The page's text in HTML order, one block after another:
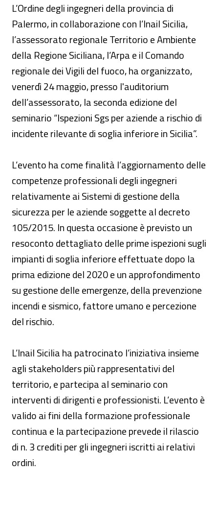
L’Ordine degli ingegneri della provincia di
Palermo, in collaborazione con l’Inail Sicilia,
l’assessorato regionale Territorio e Ambiente
della Regione Siciliana, l’Arpa e il Comando
regionale dei Vigili del fuoco, ha organizzato,
venerdì 24 maggio, presso l'auditorium
dell’assessorato, la seconda edizione del
seminario “Ispezioni Sgs per aziende a rischio di
incidente rilevante di soglia inferiore in Sicilia”.
L’evento ha come finalità l’aggiornamento delle
competenze professionali degli ingegneri
relativamente ai Sistemi di gestione della
sicurezza per le aziende soggette al decreto
105/2015. In questa occasione è previsto un
resoconto dettagliato delle prime ispezioni sugli
impianti di soglia inferiore effettuate dopo la
prima edizione del 2020 e un approfondimento
su gestione delle emergenze, della prevenzione
incendi e sismico, fattore umano e percezione
del rischio.
L’Inail Sicilia ha patrocinato l’iniziativa insieme
agli stakeholders più rappresentativi del
territorio, e partecipa al seminario con
interventi di dirigenti e professionisti. L’evento è
valido ai fini della formazione professionale
continua e la partecipazione prevede il rilascio
di n. 3 crediti per gli ingegneri iscritti ai relativi
ordini.